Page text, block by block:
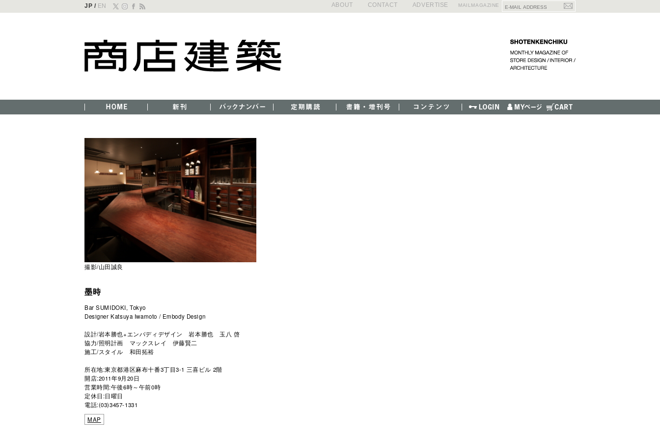
JP / EN ABOUT CONTACT ADVERTISE MAILMAGAZINE
撮影/山田誠良
墨時
Bar SUMIDOKI, Tokyo
Designer Katsuya Iwamoto / Embody Design
設計/岩本勝也+エンバディデザイン 岩本勝也 玉八 啓
協力/照明計画 マックスレイ 伊藤賢二
施工/スタイル 和田拓裕
所在地:東京都港区麻布十番3丁目3-1 三喜ビル 2階
開店:2011年9月20日
営業時間:午後6時～午前0時
定休日:日曜日
電話:(03)3457-1331
MAP